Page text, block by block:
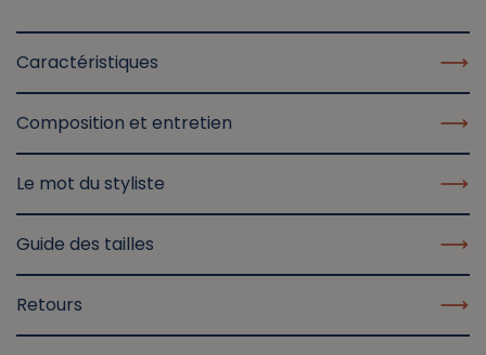
Caractéristiques
Composition et entretien
Le mot du styliste
Guide des tailles
Retours